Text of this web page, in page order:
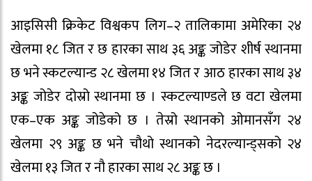
आइसिसी क्रिकेट विश्वकप लिग–२ तालिकामा अमेरिका २४
खेलमा १८ जित र छ हारका साथ ३६ अङ्क जोडेर शीर्ष स्थानमा
छ भने स्कटल्यान्ड २८ खेलमा १४ जित र आठ हारका साथ ३४
अङ्क जोडेर दोस्रो स्थानमा छ । स्कटल्याण्डले छ वटा खेलमा
एक–एक अङ्क जोडेको छ । तेस्रो स्थानको ओमानसँग २४
खेलमा २९ अङ्क छ भने चौथो स्थानको नेदरल्यान्ड्सको २४
खेलमा १३ जित र नौ हारका साथ २८ अङ्क छ ।